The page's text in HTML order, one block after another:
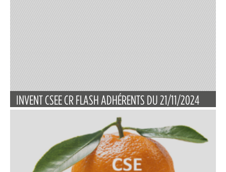
INVENT CSEE CR FLASH ADHÉRENTS DU 21/11/2024